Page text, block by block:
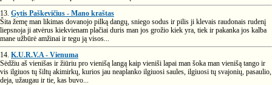
13. Gytis Paškevičius - Mano kraštas
Šita žemę man likimas dovanojo pilką dangų, sniego sodus ir pilis ji klevais raudonais rudenį
liepsnoja ji atvėrus kiekvienam plačiai duris man jos grožio kiek yra, tiek ir pakanka jos kalba
mane užbūrė amžinai ir tegu ją visos...
14. K.U.R.V.A - Vienuma
Sėdžiu aš vienišas ir žiūriu pro vienišą langą kaip vieniši lapai man šoka man vienišą tango ir
vis ilgiuos tų šiltų akimirkų, kurios jau neaplanko ilgiuosi saules, ilgiuosi tų svajonių, pasaulio,
deja, užaugau ir tie, kas buvo...